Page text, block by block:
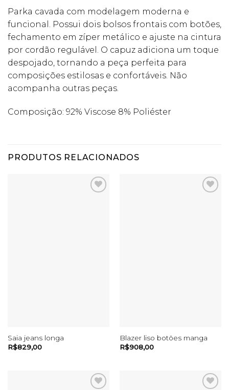
Parka cavada com modelagem moderna e
funcional. Possui dois bolsos frontais com botões,
fechamento em zíper metálico e ajuste na cintura
por cordão regulável. O capuz adiciona um toque
despojado, tornando a peça perfeita para
composições estilosas e confortáveis. Não
acompanha outras peças.
Composição: 92% Viscose 8% Poliéster
PRODUTOS RELACIONADOS
Saia jeans longa
R$829,00
Blazer liso botões manga
R$908,00